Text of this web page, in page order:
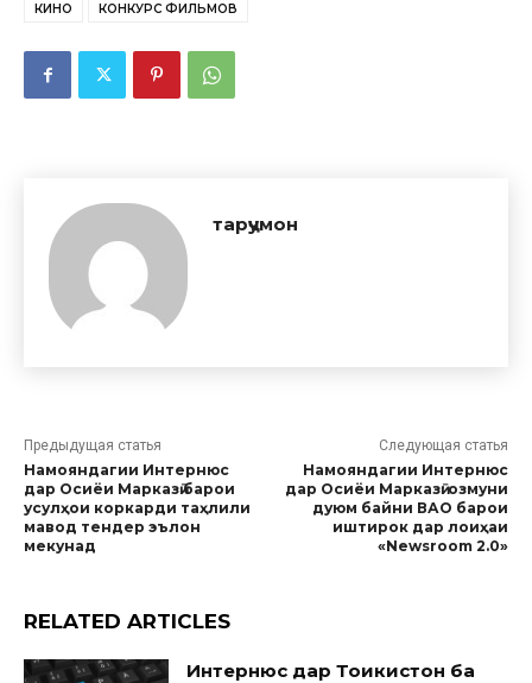
КИНО КОНКУРС ФИЛЬМОВ
тарҷумон
Предыдущая статья
Намояндагии Интернюс
дар Осиёи Марказӣ барои
усулҳои коркарди таҳлили
мавод тендер эълон
мекунад
Следующая статья
Намояндагии Интернюс
дар Осиёи Марказӣ: озмуни
дуюм байни ВАО барои
иштирок дар лоиҳаи
«Newsroom 2.0»
RELATED ARTICLES
Интернюс дар Тоҷикистон ба